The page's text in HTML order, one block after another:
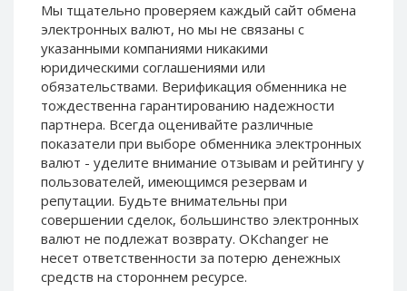
Мы тщательно проверяем каждый сайт обмена
электронных валют, но мы не связаны c
указанными компаниями никакими
юридическими соглашениями или
обязательствами. Верификация обменника не
тождественна гарантированию надежности
партнера. Всегда оценивайте различные
показатели при выборе обменника электронных
валют - уделите внимание отзывам и рейтингу у
пользователей, имеющимся резервам и
репутации. Будьте внимательны при
совершении сделок, большинство электронных
валют не подлежат возврату. OKchanger не
несет ответственности за потерю денежных
средств на стороннем ресурсе.
PaySera PLN
AliPay CNY
UnionPay CNY
Paymer USD
Paymer RUB
Paymer UAH
Capitalist USD
Capitalist RUB
Capitalist EUR
Payoneer USD
Payoneer EUR
PaySera PLN
UnionPay CNY
Paymer USD
Paymer RUB
Paymer UAH
Capitalist USD
Capitalist RUB
Capitalist EUR
Payoneer USD
Payoneer EUR